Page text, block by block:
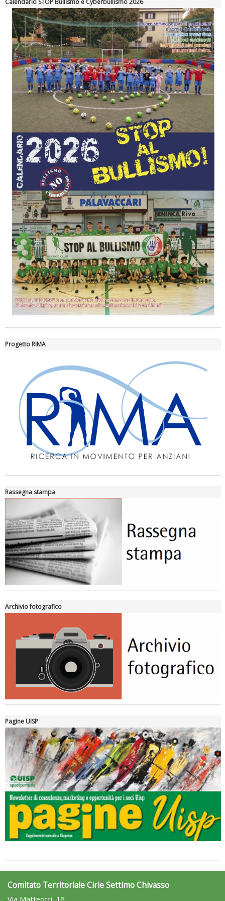
Ddl Lobby, Uisp: “Il Parlamento valorizzi le nostre specificità"
La formazione Uisp rallenta ma prosegue anche in estate
Tiziano Pesce nel Cda di Fondazione Terzjus: prima riunione a
Roma
Calendario STOP Bullismo e Cyberbullismo 2026
Progetto RIMA
Rassegna stampa
Archivio fotografico
Pagine UISP
Comitato Territoriale Cirie Settimo Chivasso